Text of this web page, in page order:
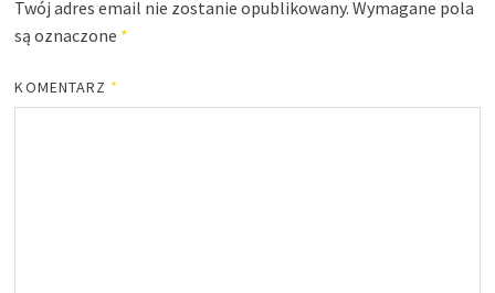
Twój adres email nie zostanie opublikowany. Wymagane pola
są oznaczone *
KOMENTARZ *